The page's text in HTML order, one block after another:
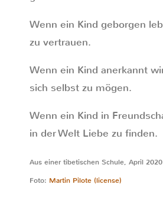
Wenn ein Kind geborgen
zu vertrauen.
Wenn ein Kind anerkannt
sich selbst zu mögen.
Wenn ein Kind in
in der Welt Liebe zu finden.
Aus einer tibetischen Schule, April 2020
Foto: Martin Pilote (license)